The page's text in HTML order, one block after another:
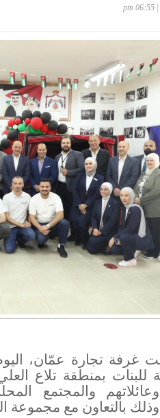
غرفة تجارة عمّان،
للبنات بمنطقة تلاع
والمجتمع
بالتعاون مع مجموعة